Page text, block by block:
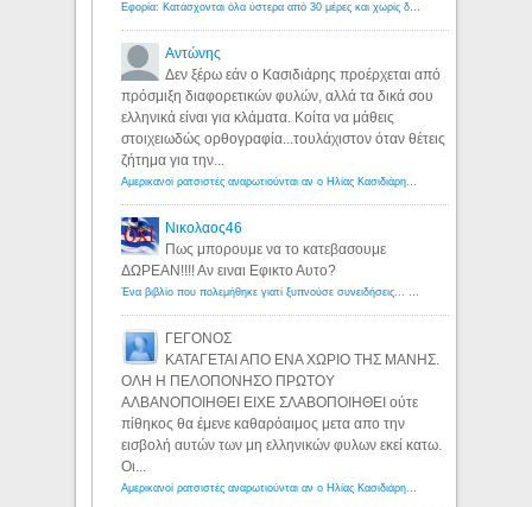
Εφορία: Κατάσχονται όλα ύστερα από 30 μέρες και χωρίς δικαστικές αποφάσεις - Λόγιος Ερμής
Αντώνης
Δεν ξέρω εάν ο Κασιδιάρης προέρχεται από
πρόσμιξη διαφορετικών φυλών, αλλά τα δικά σου
ελληνικά είναι για κλάματα. Κοίτα να μάθεις
στοιχειωδώς ορθογραφία...τουλάχιστον όταν θέτεις
ζήτημα για την...
Αμερικανοί ρατσιστές αναρωτιούνται αν ο Ηλίας Κασιδιάρης ανήκει στη λευκή φυλή... - Λόγιος Ερμής
Νικολαος46
Πως μπορουμε να το κατεβασουμε
ΔΩΡΕΑΝ!!!! Αν ειναι Εφικτο Αυτο?
Ένα βιβλίο που πολεμήθηκε γιατί ξυπνούσε συνειδήσεις... - Λόγιος Ερμής | Η γνώση ξεκινάει με την αναζήτηση...
ΓΕΓΟΝΟΣ
ΚΑΤΑΓΕΤΑΙ ΑΠΟ ΕΝΑ ΧΩΡΙΟ ΤΗΣ ΜΑΝΗΣ.
ΟΛΗ Η ΠΕΛΟΠΟΝΗΣΟ ΠΡΩΤΟΥ
ΑΛΒΑΝΟΠΟΙΗΘΕΙ ΕΙΧΕ ΣΛΑΒΟΠΟΙΗΘΕΙ ούτε
πίθηκος θα έμενε καθαρόαιμος μετα απο την
εισβολή αυτών των μη ελληνικών φυλων εκεί κατω.
Οι...
Αμερικανοί ρατσιστές αναρωτιούνται αν ο Ηλίας Κασιδιάρης ανήκει στη λευκή φυλή... - Λόγιος Ερμής